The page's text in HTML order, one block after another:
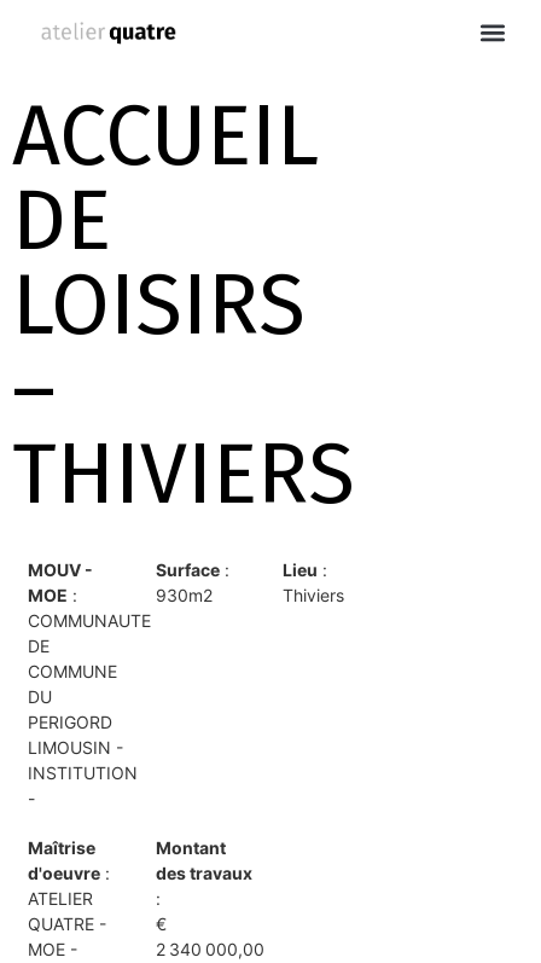
ACCUEIL
DE
LOISIRS
–
THIVIERS
MOUV -
MOE :
COMMUNAUTE
DE
COMMUNE
DU
PERIGORD
LIMOUSIN -
INSTITUTION
-
Surface:
930m2
Lieu :
Thiviers
Maîtrise
d'oeuvre :
ATELIER
QUATRE -
MOE -
Montant
des travaux
:
€
2 340 000,00